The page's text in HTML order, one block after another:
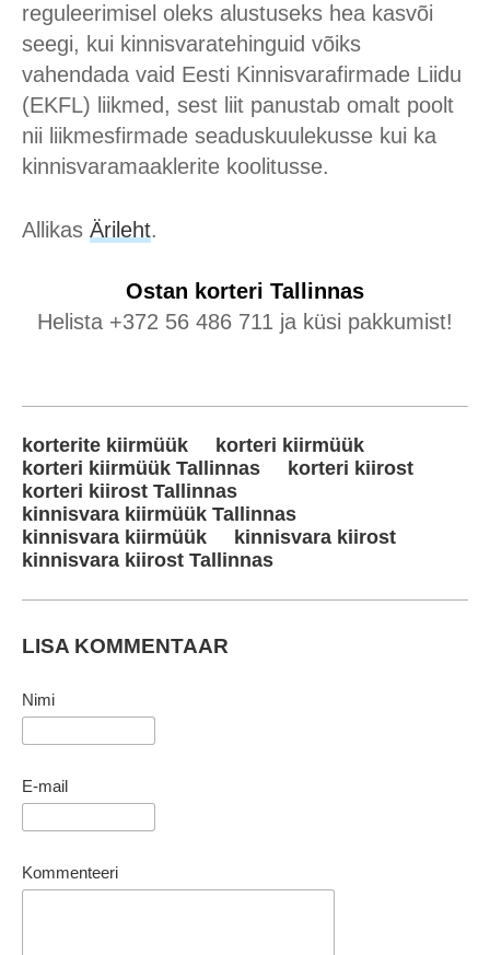
reguleerimisel oleks alustuseks hea kasvõi
seegi, kui kinnisvaratehinguid võiks
vahendada vaid Eesti Kinnisvarafirmade Liidu
(EKFL) liikmed, sest liit panustab omalt poolt
nii liikmesfirmade seaduskuulekusse kui ka
kinnisvaramaaklerite koolitusse.
Allikas Ärileht.
Ostan korteri Tallinnas
Helista +372 56 486 711 ja küsi pakkumist!
korterite kiirmüük
korteri kiirmüük
korteri kiirmüük Tallinnas
korteri kiirost
korteri kiirost Tallinnas
kinnisvara kiirmüük Tallinnas
kinnisvara kiirmüük
kinnisvara kiirost
kinnisvara kiirost Tallinnas
LISA KOMMENTAAR
Nimi
E-mail
Kommenteeri